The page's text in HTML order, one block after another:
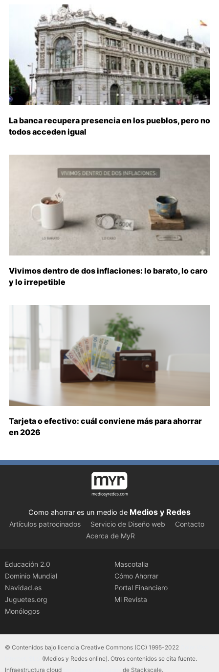
La banca recupera presencia en los pueblos, pero no
todos acceden igual
Vivimos dentro de dos inflaciones: lo barato, lo caro
y lo irrepetible
Tarjeta o efectivo: cuál conviene más para ahorrar
en 2026
Como ahorrar es un medio de Medios y Redes
Artículos patrocinados Servicio de Diseño web
Contacto
Acerca de MyR
Educación 2.0
Dominio Mundial
Navidad.es
Juguetes.org
Monólogos
Mascotalia
Cómo Ahorrar
Portal Financiero
Mi Revista
© Contenidos bajo licencia Creative Commons (CC) 1995-2022
(Medios y Redes online). Otros contenidos se cita fuente.
Infraestructura cloud
de Stackscale.